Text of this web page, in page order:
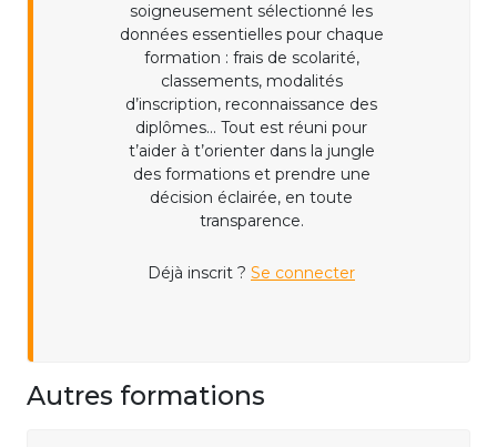
soigneusement sélectionné les
données essentielles pour chaque
formation : frais de scolarité,
classements, modalités
d’inscription, reconnaissance des
diplômes... Tout est réuni pour
t’aider à t’orienter dans la jungle
des formations et prendre une
décision éclairée, en toute
transparence.
Déjà inscrit ? Se connecter
Autres formations